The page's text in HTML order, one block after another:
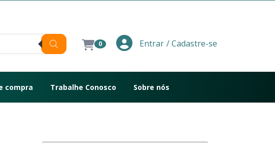
0 Entrar / Cadastre-se
compra Trabalhe Conosco Sobre nós